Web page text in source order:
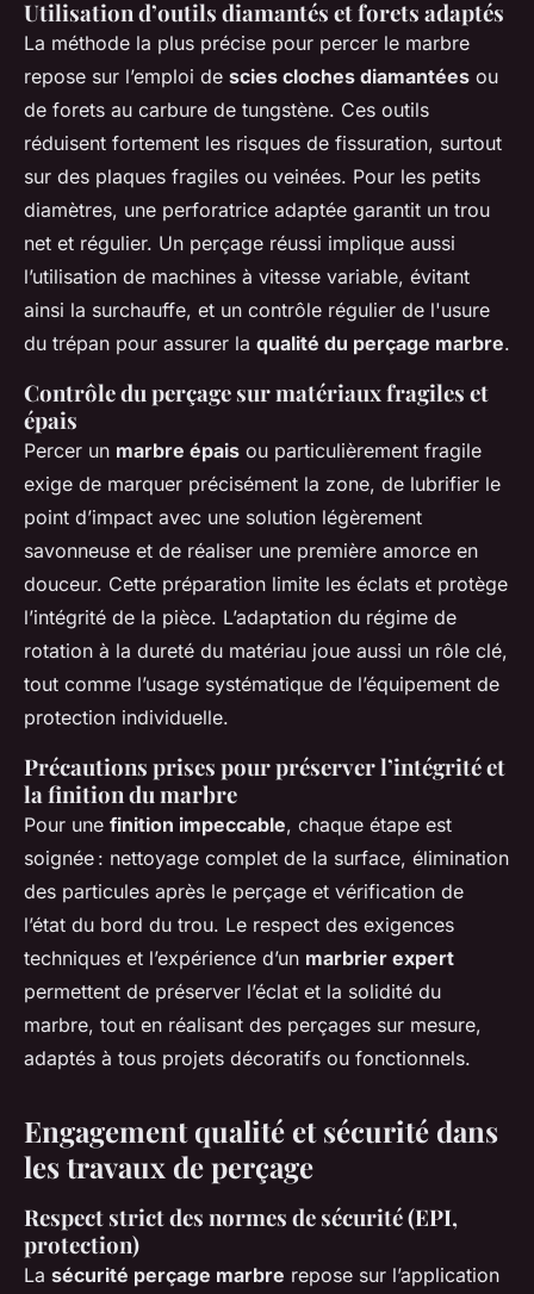
Utilisation d’outils diamantés et forets adaptés
La méthode la plus précise pour percer le marbre
repose sur l’emploi de scies cloches diamantées ou
de forets au carbure de tungstène. Ces outils
réduisent fortement les risques de fissuration, surtout
sur des plaques fragiles ou veinées. Pour les petits
diamètres, une perforatrice adaptée garantit un trou
net et régulier. Un perçage réussi implique aussi
l’utilisation de machines à vitesse variable, évitant
ainsi la surchauffe, et un contrôle régulier de l'usure
du trépan pour assurer la qualité du perçage marbre.
Contrôle du perçage sur matériaux fragiles et
épais
Percer un marbre épais ou particulièrement fragile
exige de marquer précisément la zone, de lubrifier le
point d’impact avec une solution légèrement
savonneuse et de réaliser une première amorce en
douceur. Cette préparation limite les éclats et protège
l’intégrité de la pièce. L’adaptation du régime de
rotation à la dureté du matériau joue aussi un rôle clé,
tout comme l’usage systématique de l’équipement de
protection individuelle.
Précautions prises pour préserver l’intégrité et
la finition du marbre
Pour une finition impeccable, chaque étape est
soignée : nettoyage complet de la surface, élimination
des particules après le perçage et vérification de
l’état du bord du trou. Le respect des exigences
techniques et l’expérience d’un marbrier expert
permettent de préserver l’éclat et la solidité du
marbre, tout en réalisant des perçages sur mesure,
adaptés à tous projets décoratifs ou fonctionnels.
Engagement qualité et sécurité dans
les travaux de perçage
Respect strict des normes de sécurité (EPI,
protection)
La sécurité perçage marbre repose sur l’application